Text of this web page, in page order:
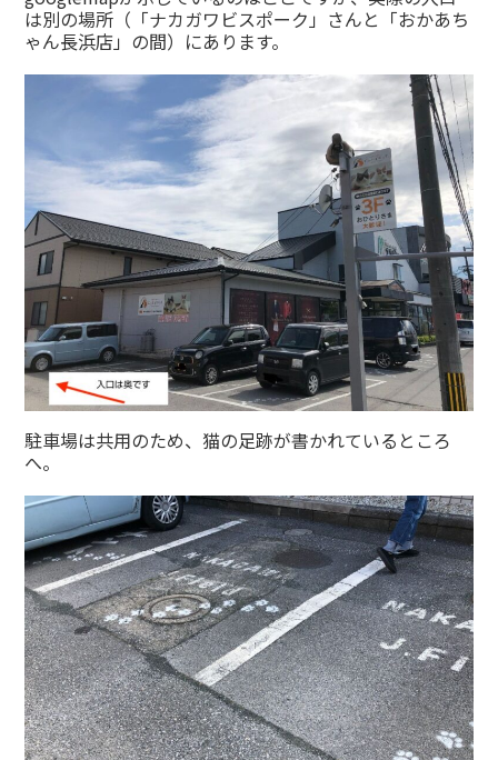
は別の場所（「ナカガワビスポーク」さんと「おかあち
ゃん長浜店」の間）にあります。
駐車場は共用のため、猫の足跡が書かれているところ
へ。